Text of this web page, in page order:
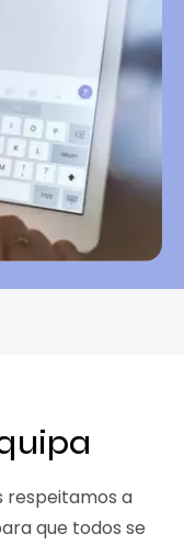
respeitamos a
que todos se